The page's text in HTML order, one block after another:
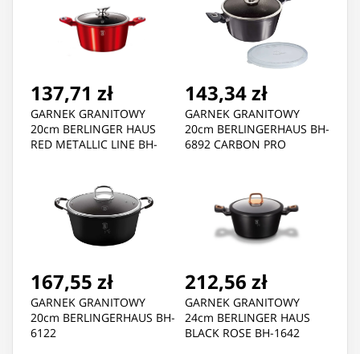
137,71 zł
GARNEK GRANITOWY
20cm BERLINGER HAUS
RED METALLIC LINE BH-
143,34 zł
GARNEK GRANITOWY
20cm BERLINGERHAUS BH-
6892 CARBON PRO
167,55 zł
GARNEK GRANITOWY
20cm BERLINGERHAUS BH-
6122
212,56 zł
GARNEK GRANITOWY
24cm BERLINGER HAUS
BLACK ROSE BH-1642